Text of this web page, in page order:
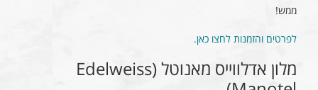
ממש!
לפרטים והזמנות לחצו כאן.
מלון אדלווייס מאנוטל (Edelweiss